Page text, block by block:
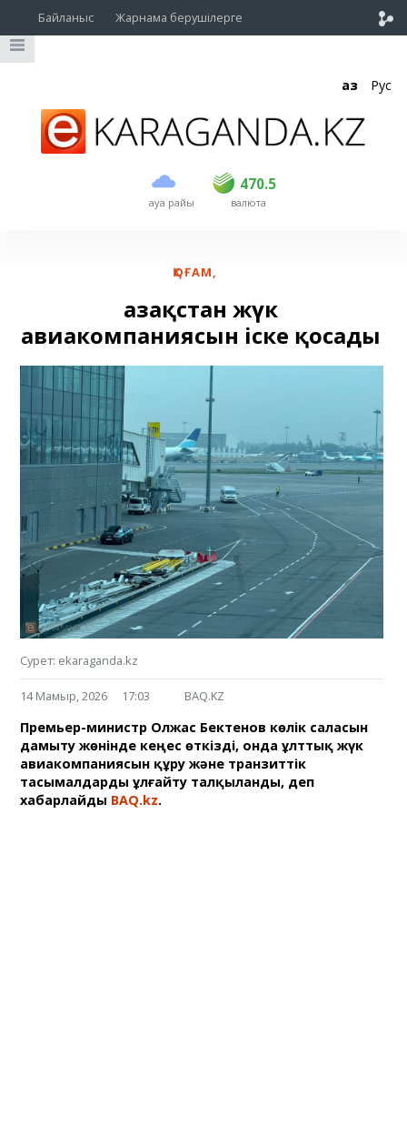
Байланыс Жарнама берушілерге
Қаз Рус
ауа райы
470.5
USD 469.5 470.5
EUR валюта
ҚОҒАМ,
Қазақстан жүк
авиакомпаниясын іске қосады
Сурет: ekaraganda.kz
14 Мамыр, 2026 17:03 BAQ.KZ
Премьер-министр Олжас Бектенов көлік саласын
дамыту жөнінде кеңес өткізді, онда ұлттық жүк
авиакомпаниясын құру және транзиттік
тасымалдарды ұлғайту талқыланды, деп
хабарлайды BAQ.kz.